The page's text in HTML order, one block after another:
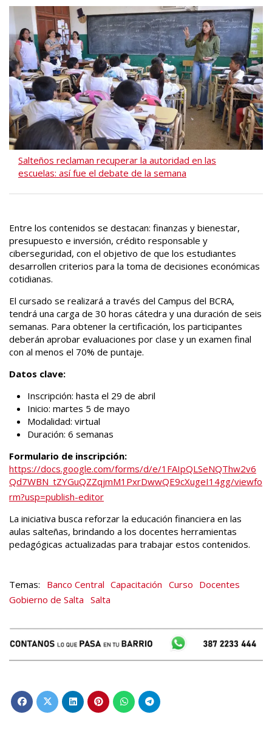
Salteños reclaman recuperar la autoridad en las
escuelas: así fue el debate de la semana
Entre los contenidos se destacan: finanzas y bienestar,
presupuesto e inversión, crédito responsable y
ciberseguridad, con el objetivo de que los estudiantes
desarrollen criterios para la toma de decisiones económicas
cotidianas.
El cursado se realizará a través del Campus del BCRA,
tendrá una carga de 30 horas cátedra y una duración de seis
semanas. Para obtener la certificación, los participantes
deberán aprobar evaluaciones por clase y un examen final
con al menos el 70% de puntaje.
Datos clave:
Inscripción: hasta el 29 de abril
Inicio: martes 5 de mayo
Modalidad: virtual
Duración: 6 semanas
Formulario de inscripción:
https://docs.google.com/forms/d/e/1FAIpQLSeNQThw2v6
Qd7WBN_tZYGuQZZqjmM1PxrDwwQE9cXugeI14gg/viewfo
rm?usp=publish-editor
La iniciativa busca reforzar la educación financiera en las
aulas salteñas, brindando a los docentes herramientas
pedagógicas actualizadas para trabajar estos contenidos.
Banco Central Capacitación Curso Docentes
Gobierno de Salta Salta